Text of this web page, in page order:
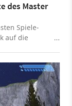
des Master
Spiele-
auf die